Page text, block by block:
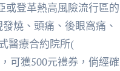
或登革熱高風險流行區的
燒、頭痛、後眼窩痛、
醫療合約院所(
可獲500元禮券，倘經確